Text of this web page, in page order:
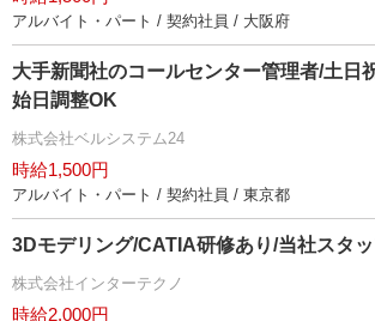
アルバイト・パート / 契約社員 / 大阪府
大手新聞社のコールセンター管理者/土日
始日調整OK
株式会社ベルシステム24
時給1,500円
アルバイト・パート / 契約社員 / 東京都
3Dモデリング/CATIA研修あり/当社スタ
株式会社インターテクノ
時給2,000円